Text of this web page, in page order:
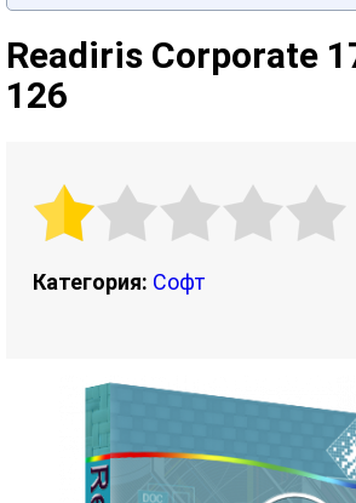
Readiris Corporate
126
Категория: Софт